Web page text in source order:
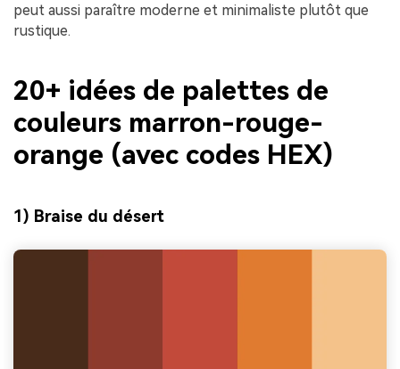
peut aussi paraître moderne et minimaliste plutôt que
rustique.
20+ idées de palettes de
couleurs marron-rouge-
orange (avec codes HEX)
1) Braise du désert